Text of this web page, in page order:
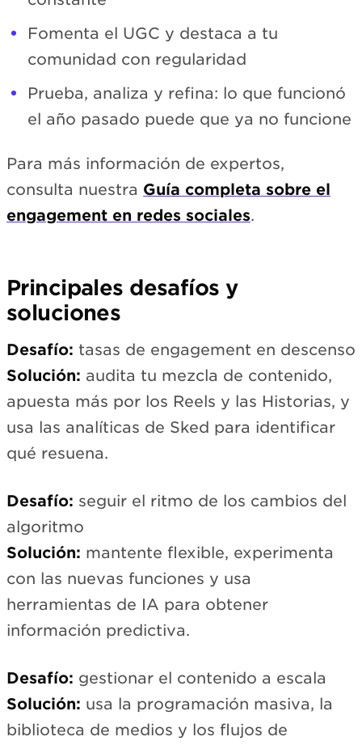
Fomenta el UGC y destaca a tu
comunidad con regularidad
Prueba, analiza y refina: lo que funcionó
el año pasado puede que ya no funcione
Para más información de expertos,
consulta nuestra Guía completa sobre el
engagement en redes sociales.
Principales desafíos y
soluciones
Desafío: tasas de engagement en descenso
Solución: audita tu mezcla de contenido,
apuesta más por los Reels y las Historias, y
usa las analíticas de Sked para identificar
qué resuena.
Desafío: seguir el ritmo de los cambios del
algoritmo
Solución: mantente flexible, experimenta
con las nuevas funciones y usa
herramientas de IA para obtener
información predictiva.
Desafío: gestionar el contenido a escala
Solución: usa la programación masiva, la
biblioteca de medios y los flujos de